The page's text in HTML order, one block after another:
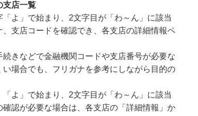
支店一覧
よ」で始まり、2文字目が「わ～ん」に該当
支店コードを確認でき、各支店の詳細情報ペ
きなどで金融機関コードや支店番号が必要な
場合でも、フリガナを参考にしながら目的の
よ」で始まり、2文字目が「わ～ん」に該当
認が必要な場合は、各支店の「詳細情報」か